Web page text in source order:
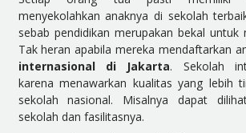
menyekolahkan anaknya di sekolah
sebab pendidikan merupakan bekal untuk
Tak heran apabila mereka mendaftarkan
internasional di Jakarta. Sekolah
karena menawarkan kualitas yang lebih
sekolah nasional. Misalnya dapat
sekolah dan fasilitasnya.